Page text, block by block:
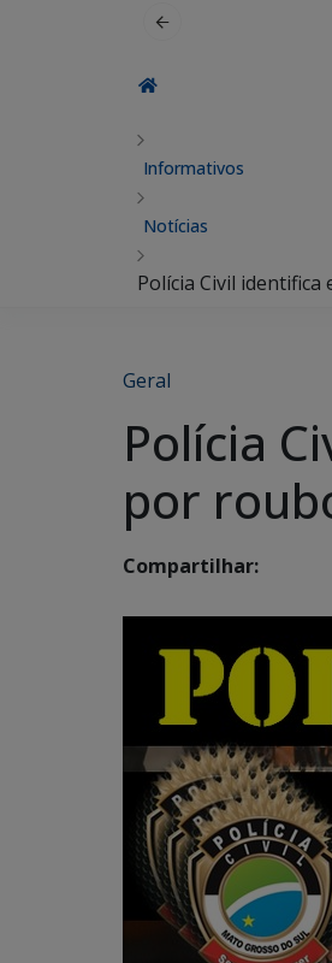
Informativos
Notícias
Polícia Civil
Geral
Polícia
por
Compartilhar: